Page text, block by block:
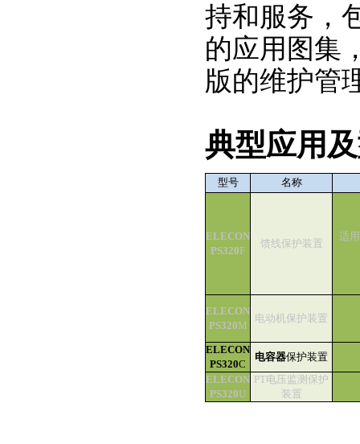
持和服务，
的应用图集
版的维护管
典型应用
型号 名称
ELECON
PS320F
馈线保护装置
适
ELECON
PS320M
电动机保护装置
ELECON
PS320C
电容器保护装置
ELECON
PS320U
PT电压监测保护
装置